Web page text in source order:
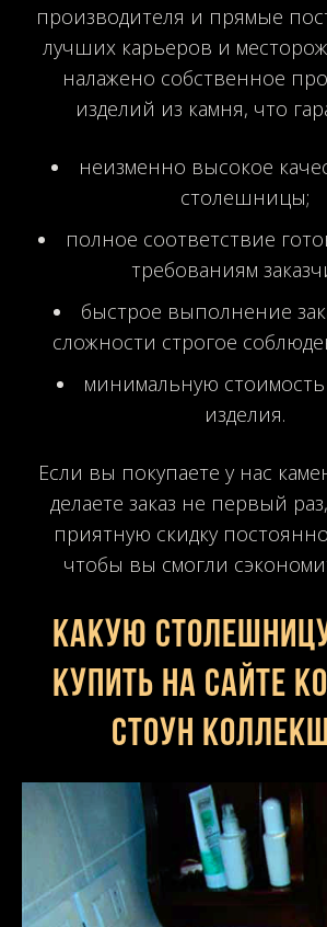
производителя и прямые
лучших карьеров и
налажено собственное
изделий из камня, что
неизменно высокое
столешницы;
полное соответствие
требованиям
быстрое выполнение
сложности строгое
минимальную
изделия.
Если вы покупаете у нас
делаете заказ не первый
приятную скидку
чтобы вы смогли
Какую
купить на сайте
Стоун